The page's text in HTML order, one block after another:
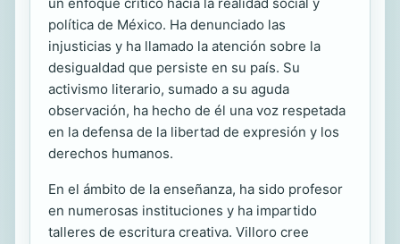
política de México. Ha denunciado las
injusticias y ha llamado la atención sobre la
desigualdad que persiste en su país. Su
activismo literario, sumado a su aguda
observación, ha hecho de él una voz respetada
en la defensa de la libertad de expresión y los
derechos humanos.
En el ámbito de la enseñanza, ha sido profesor
en numerosas instituciones y ha impartido
talleres de escritura creativa. Villoro cree